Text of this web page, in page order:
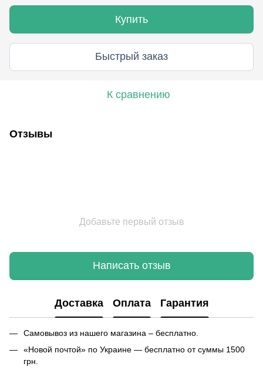
Купить
Быстрый заказ
К сравнению
Отзывы
Добавьте первый отзыв
Написать отзыв
Доставка Оплата Гарантия
Самовывоз из нашего магазина – бесплатно.
«Новой почтой» по Украине — бесплатно от суммы 1500
грн.